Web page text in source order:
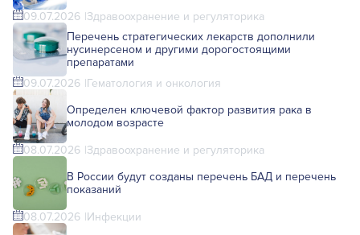
09.07.2026 Здравоохранение и регуляторика
Перечень стратегических лекарств дополнили
нусинерсеном и другими дорогостоящими
препаратами
09.07.2026 Гематология и онкология
Определен ключевой фактор развития рака в
молодом возрасте
08.07.2026 Здравоохранение и регуляторика
В России будут созданы перечень БАД и перечень
показаний
08.07.2026 Инфекции